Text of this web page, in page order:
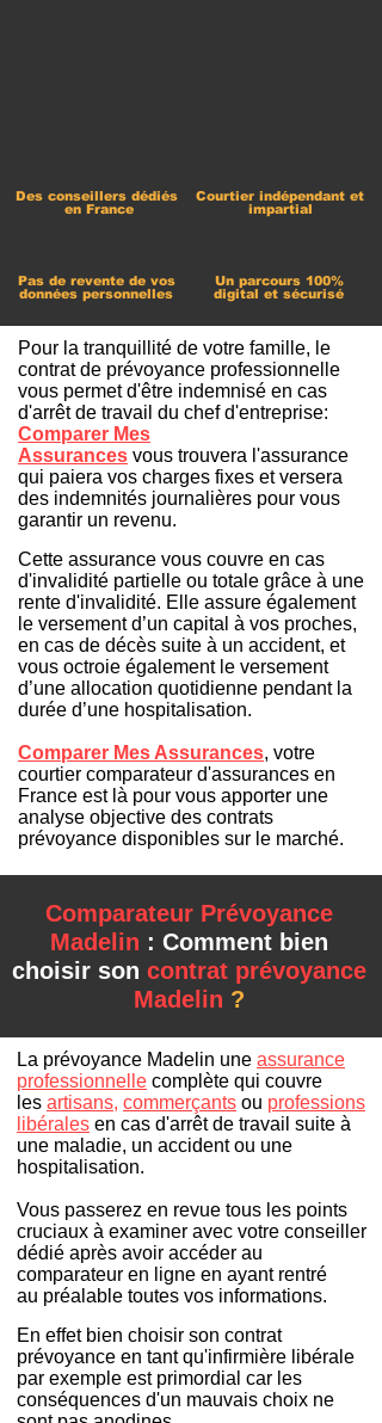
Des conseillers dédiés
​ en France
Courtier indépendant et
impartial
Un parcours 100%
digital et sécurisé
Pas de revente de vos
données personnelles
Pour la tranquillité de votre famille, le
contrat de prévoyance professionnelle
vous permet d'être indemnisé en cas
d'arrêt de travail du chef d'entreprise:
Comparer Mes
Assurances vous trouvera l'assurance
qui paiera vos charges fixes et versera
des indemnités journalières pour vous
garantir un revenu.
Cette assurance vous couvre en cas
d'invalidité partielle ou totale grâce à une
rente d'invalidité. Elle assure également
le versement d’un capital à vos proches,
en cas de décès suite à un accident, et
vous octroie également le versement
d’une allocation quotidienne pendant la
durée d’une hospitalisation.
Comparer Mes Assurances, votre
courtier comparateur d'assurances en
France est l à pour vous apporter une
analyse objective des contrats
prévoyance disponibles sur le marché.
Comparateur Prévoyance
Madelin : Comment bien
choisir son contrat prévoyance
Madelin ?
La prévoyance Madelin une assurance
professionnelle complète qui couvre
les artisans, commerçants ou professions
libérales en cas d'arrêt de travail suite à
une maladie, un accident ou une
hospitalisation.
Vous passerez en revue tous les points
cruciaux à examiner avec votre conseiller
dédié après avoir accéder au
comparateur en ligne en ayant rentré
au préalable toutes vos informations.
En effet bien choisir son contrat
prévoyance en tant qu'infirmière libérale
par exemple est primordial car les
conséquences d'un mauvais choix ne